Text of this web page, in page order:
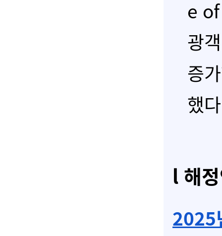
e
광
증
했
l 해
2025